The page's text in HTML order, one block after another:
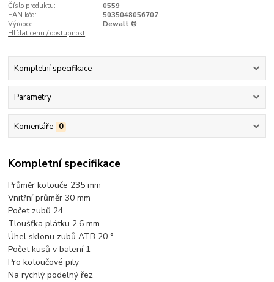
Číslo produktu:
0559
EAN kód:
5035048056707
Výrobce:
Dewalt ®
Hlídat cenu / dostupnost
Kompletní specifikace
Parametry
Komentáře 0
Kompletní specifikace
Průměr kotouče 235 mm
Vnitřní průměr 30 mm
Počet zubů 24
Tloušťka plátku 2,6 mm
Úhel sklonu zubů ATB 20 °
Počet kusů v balení 1
Pro kotoučové pily
Na rychlý podelný řez